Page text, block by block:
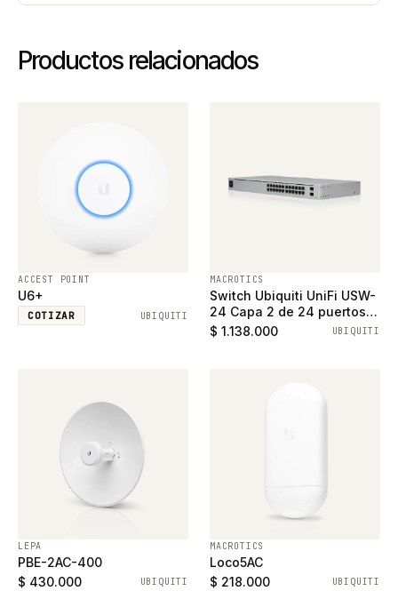
Productos relacionados
ACCEST POINT
U6+
COTIZAR UBIQUITI
MACROTICS
Switch Ubiquiti UniFi USW-
24 Capa 2 de 24 puertos
ethernet gigabit y 2
$ 1.138.000 UBIQUITI
LEPA
PBE-2AC-400
$ 430.000
UBIQUITI
MACROTICS
Loco5AC
$ 218.000
UBIQUITI